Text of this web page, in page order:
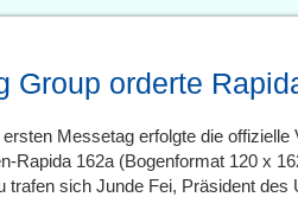
Group orderte
Messetag erfolgte die offizielle
Rapida 162a (Bogenformat 120 x
trafen sich Junde Fei, Präsident des